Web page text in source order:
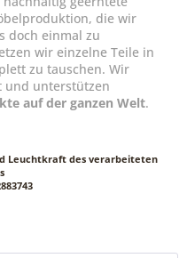
die wir
doch einmal zu
wir einzelne Teile in
zu tauschen. Wir
und unterstützen
auf der ganzen Welt.
Leuchtkraft des verarbeiteten